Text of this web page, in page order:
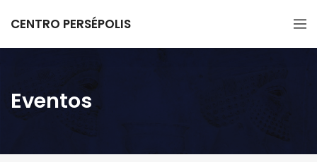
CENTRO PERSÉPOLIS
Eventos